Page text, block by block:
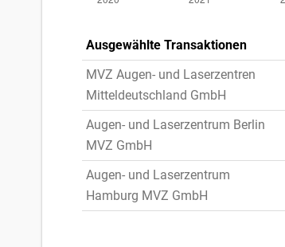
Ausgewählte Transaktionen
MVZ Augen- und Laserzentren
Mitteldeutschland GmbH
Augen- und Laserzentrum Berlin
MVZ GmbH
Augen- und Laserzentrum
Hamburg MVZ GmbH